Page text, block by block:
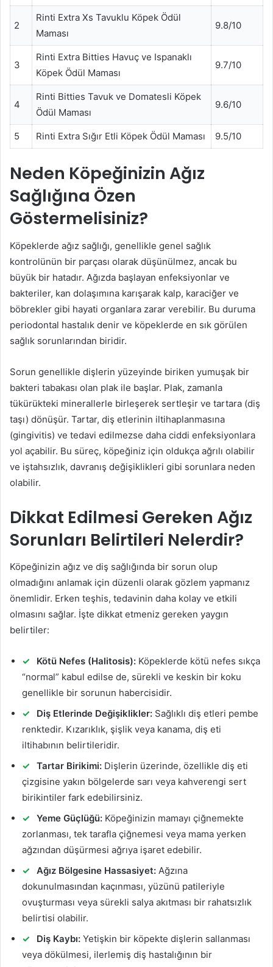
2
Rinti Extra Xs Tavuklu Köpek Ödül
Maması
9.8/10
3
Rinti Extra Bitties Havuç ve Ispanaklı
Köpek Ödül Maması
9.7/10
4
Rinti Bitties Tavuk ve Domatesli Köpek
Ödül Maması
9.6/10
5 Rinti Extra Sığır Etli Köpek Ödül Maması 9.5/10
Neden Köpeğinizin Ağız
Sağlığına Özen
Göstermelisiniz?
Köpeklerde ağız sağlığı, genellikle genel sağlık
kontrolünün bir parçası olarak düşünülmez, ancak bu
büyük bir hatadır. Ağızda başlayan enfeksiyonlar ve
bakteriler, kan dolaşımına karışarak kalp, karaciğer ve
böbrekler gibi hayati organlara zarar verebilir. Bu duruma
periodontal hastalık denir ve köpeklerde en sık görülen
sağlık sorunlarından biridir.
Sorun genellikle dişlerin yüzeyinde biriken yumuşak bir
bakteri tabakası olan plak ile başlar. Plak, zamanla
tükürükteki minerallerle birleşerek sertleşir ve tartara (diş
taşı) dönüşür. Tartar, diş etlerinin iltihaplanmasına
(gingivitis) ve tedavi edilmezse daha ciddi enfeksiyonlara
yol açabilir. Bu süreç, köpeğiniz için oldukça ağrılı olabilir
ve iştahsızlık, davranış değişiklikleri gibi sorunlara neden
olabilir.
Dikkat Edilmesi Gereken Ağız
Sorunları Belirtileri Nelerdir?
Köpeğinizin ağız ve diş sağlığında bir sorun olup
olmadığını anlamak için düzenli olarak gözlem yapmanız
önemlidir. Erken teşhis, tedavinin daha kolay ve etkili
olmasını sağlar. İşte dikkat etmeniz gereken yaygın
belirtiler:
Kötü Nefes (Halitosis): Köpeklerde kötü nefes sıkça
“normal” kabul edilse de, sürekli ve keskin bir koku
genellikle bir sorunun habercisidir.
Diş Etlerinde Değişiklikler: Sağlıklı diş etleri pembe
renktedir. Kızarıklık, şişlik veya kanama, diş eti
iltihabının belirtileridir.
Tartar Birikimi: Dişlerin üzerinde, özellikle diş eti
çizgisine yakın bölgelerde sarı veya kahverengi sert
birikintiler fark edebilirsiniz.
Yeme Güçlüğü: Köpeğinizin mamayı çiğnemekte
zorlanması, tek tarafla çiğnemesi veya mama yerken
ağzından düşürmesi ağrıya işaret edebilir.
Ağız Bölgesine Hassasiyet: Ağzına
dokunulmasından kaçınması, yüzünü patileriyle
ovuşturması veya sürekli salya akıtması bir rahatsızlık
belirtisi olabilir.
Diş Kaybı: Yetişkin bir köpekte dişlerin sallanması
veya dökülmesi, ilerlemiş diş hastalığının bir